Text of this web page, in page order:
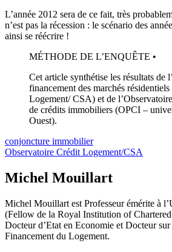
L’année 2012 sera de ce fait, très
n’est pas la récession : le scénario des
ainsi se réécrire !
MÉTHODE DE L’ENQUÊTE •
Cet article synthétise les résultats de
financement des marchés
Logement/ CSA) et de
de crédits immobiliers (OPCI –
Ouest).
conjoncture immobilier
Observatoire Crédit Logement/CSA
Michel Mouillart
Michel Mouillart est Professeur émérite à
(Fellow de la Royal Institution of
Docteur d’Etat en Economie et Docteur
Financement du Logement.